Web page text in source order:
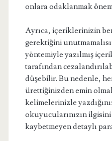
onlara odaklanmak
Ayrıca, içeriklerinizin
gerektiğini
yöntemiyle yazılmış
tarafından
düşebilir. Bu nedenle,
ürettiğinizden emin
kelimelerinizle
okuyucularınızın ilgisini
kaybetmeyen detaylı